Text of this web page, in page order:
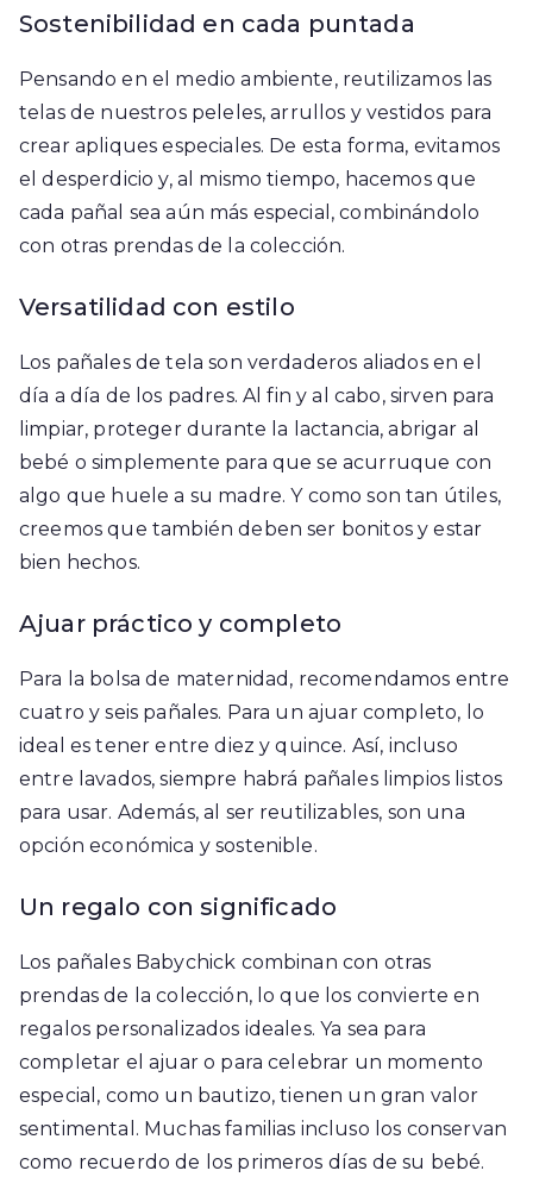
Sostenibilidad en cada puntada
Pensando en el medio ambiente, reutilizamos las
telas de nuestros peleles, arrullos y vestidos para
crear apliques especiales. De esta forma, evitamos
el desperdicio y, al mismo tiempo, hacemos que
cada pañal sea aún más especial, combinándolo
con otras prendas de la colección.
Versatilidad con estilo
Los pañales de tela son verdaderos aliados en el
día a día de los padres. Al fin y al cabo, sirven para
limpiar, proteger durante la lactancia, abrigar al
bebé o simplemente para que se acurruque con
algo que huele a su madre. Y como son tan útiles,
creemos que también deben ser bonitos y estar
bien hechos.
Ajuar práctico y completo
Para la bolsa de maternidad, recomendamos entre
cuatro y seis pañales. Para un ajuar completo, lo
ideal es tener entre diez y quince. Así, incluso
entre lavados, siempre habrá pañales limpios listos
para usar. Además, al ser reutilizables, son una
opción económica y sostenible.
Un regalo con significado
Los pañales Babychick combinan con otras
prendas de la colección, lo que los convierte en
regalos personalizados ideales. Ya sea para
completar el ajuar o para celebrar un momento
especial, como un bautizo, tienen un gran valor
sentimental. Muchas familias incluso los conservan
como recuerdo de los primeros días de su bebé.